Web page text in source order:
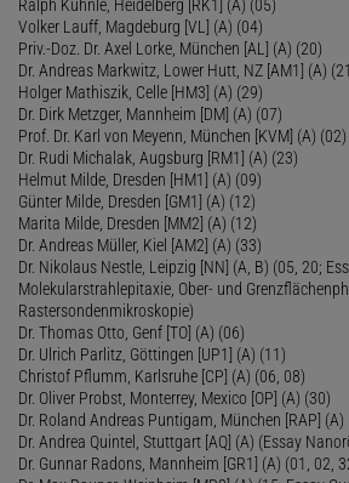
Ralph Kühnle, Heidelberg [RK1] (A) (05)
Volker Lauff, Magdeburg [VL] (A) (04)
Priv.-Doz. Dr. Axel Lorke, München [AL] (A) (20)
Dr. Andreas Markwitz, Lower Hutt, NZ [AM1] (A)
Holger Mathiszik, Celle [HM3] (A) (29)
Dr. Dirk Metzger, Mannheim [DM] (A) (07)
Prof. Dr. Karl von Meyenn, München [KVM] (A) (02)
Dr. Rudi Michalak, Augsburg [RM1] (A) (23)
Helmut Milde, Dresden [HM1] (A) (09)
Günter Milde, Dresden [GM1] (A) (12)
Marita Milde, Dresden [MM2] (A) (12)
Dr. Andreas Müller, Kiel [AM2] (A) (33)
Dr. Nikolaus Nestle, Leipzig [NN] (A, B) (05, 20;
Molekularstrahlepitaxie, Ober- und
Rastersondenmikroskopie)
Dr. Thomas Otto, Genf [TO] (A) (06)
Dr. Ulrich Parlitz, Göttingen [UP1] (A) (11)
Christof Pflumm, Karlsruhe [CP] (A) (06, 08)
Dr. Oliver Probst, Monterrey, Mexico [OP] (A) (30)
Dr. Roland Andreas Puntigam, München [RAP] (A)
Dr. Andrea Quintel, Stuttgart [AQ] (A) (Essay
Dr. Gunnar Radons, Mannheim [GR1] (A) (01, 02,